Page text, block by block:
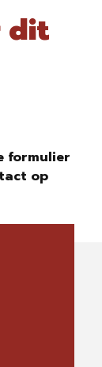
dit
formulier
op